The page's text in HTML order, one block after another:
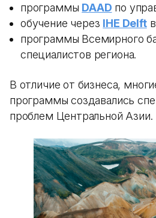
программы DAAD по
обучение через IHE Delftв
программы Всемирного
специалистов региона.
В отличие от бизнеса,
программы создавались
проблем Центральной Азии.